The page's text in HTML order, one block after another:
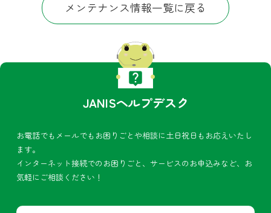
メンテナンス情報一覧に戻る
JANISヘルプデスク
お電話でもメールでもお困りごとや相談に土日祝日もお応えいたし
ます。
インターネット接続でのお困りごと、サービスのお申込みなど、お
気軽にご相談ください！